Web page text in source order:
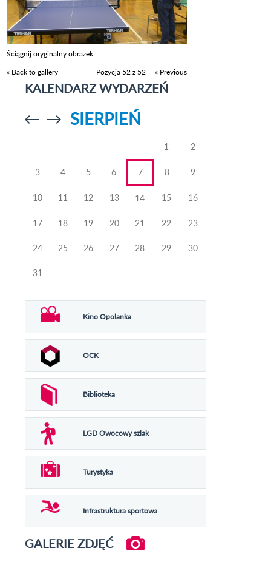
Ściągnij oryginalny obrazek
« Back to gallery
Pozycja 52 z 52 « Previous
KALENDARZ WYDARZEŃ
Przejdź doPrzejdź do
SIERPIEŃ
1 2
3 4 5 6 7 8 9
10 11 12 13 14 15 16
17 18 19 20 21 22 23
24 25 26 27 28 29 30
31
Kino Opolanka
OCK
Biblioteka
LGD Owocowy szlak
Turystyka
Infrastruktura sportowa
GALERIE ZDJĘĆ